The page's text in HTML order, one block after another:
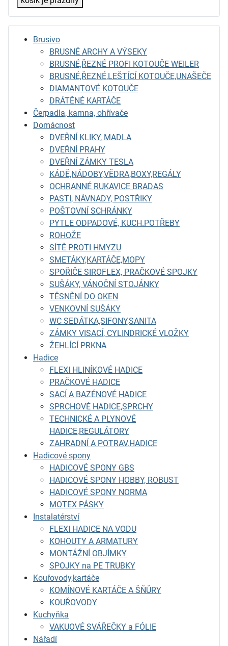
Brusivo
BRUSNÉ ARCHY A VÝSEKY
BRUSNÉ,ŘEZNÉ PROFI KOTOUČE WEILER
BRUSNÉ,ŘEZNÉ,LEŠTÍCÍ KOTOUČE,UNAŠEČE
DIAMANTOVÉ KOTOUČE
DRÁTĚNÉ KARTÁČE
Čerpadla, kamna, ohřívače
Domácnost
DVEŘNÍ KLIKY, MADLA
DVEŘNÍ PRAHY
DVEŘNÍ ZÁMKY TESLA
KÁDĚ,NÁDOBY,VĚDRA,BOXY,REGÁLY
OCHRANNÉ RUKAVICE BRADAS
PASTI, NÁVNADY, POSTŘIKY
POŠTOVNÍ SCHRÁNKY
PYTLE ODPADOVÉ, KUCH.POTŘEBY
ROHOŽE
SÍTĚ PROTI HMYZU
SMETÁKY,KARTÁČE,MOPY
SPOŘIČE SIROFLEX, PRAČKOVÉ SPOJKY
SUŠÁKY, VÁNOČNÍ STOJÁNKY
TĚSNĚNÍ DO OKEN
VENKOVNÍ SUŠÁKY
WC SEDÁTKA,SIFONY,SANITA
ZÁMKY VISACÍ, CYLINDRICKÉ VLOŽKY
ŽEHLÍCÍ PRKNA
Hadice
FLEXI HLINÍKOVÉ HADICE
PRAČKOVÉ HADICE
SACÍ A BAZÉNOVÉ HADICE
SPRCHOVÉ HADICE,SPRCHY
TECHNICKÉ A PLYNOVÉ
HADICE,REGULÁTORY
ZAHRADNÍ A POTRAV.HADICE
Hadicové spony
HADICOVÉ SPONY GBS
HADICOVÉ SPONY HOBBY, ROBUST
HADICOVÉ SPONY NORMA
MOTEX PÁSKY
Instalatérství
FLEXI HADICE NA VODU
KOHOUTY A ARMATURY
MONTÁŽNÍ OBJÍMKY
SPOJKY na PE TRUBKY
Kouřovody,kartáče
KOMÍNOVÉ KARTÁČE A ŠŇŮRY
KOUŘOVODY
Kuchyňka
VAKUOVÉ SVÁŘEČKY a FÓLIE
Nářadí